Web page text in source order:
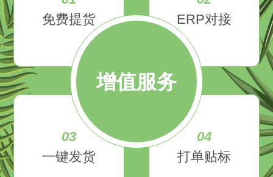
增值服务
免费提货
ERP对接
03
一键发货
04
打单贴标